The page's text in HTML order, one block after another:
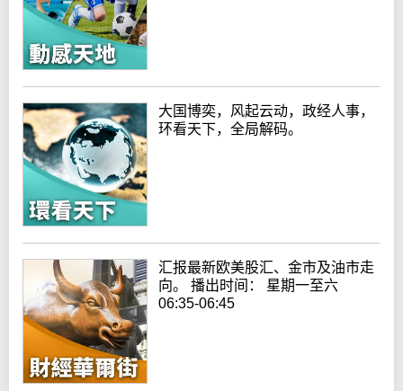
大国博奕，风起云动，政经人事，
环看天下，全局解码。
汇报最新欧美股汇、金市及油市走
向。 播出时间： 星期一至六
06:35-06:45